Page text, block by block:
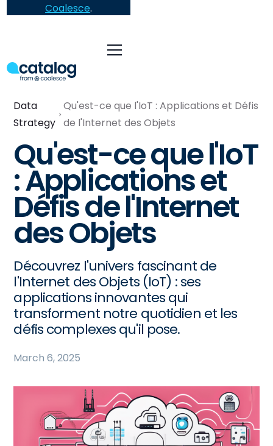
Coalesce.
Data
Strategy
Qu'est-ce que l'IoT : Applications et Défis
de l'Internet des Objets
Qu'est-ce que l'IoT
: Applications et
Défis de l'Internet
des Objets
Découvrez l'univers fascinant de
l'Internet des Objets (IoT) : ses
applications innovantes qui
transforment notre quotidien et les
défis complexes qu'il pose.
March 6, 2025